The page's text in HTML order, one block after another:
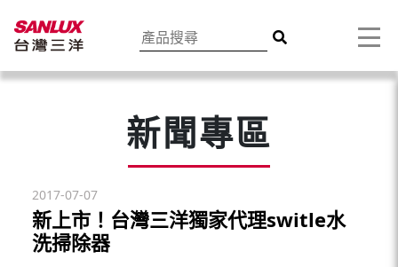
新聞專區
2017-07-07
新上市！台灣三洋獨家代理switle水
洗掃除器